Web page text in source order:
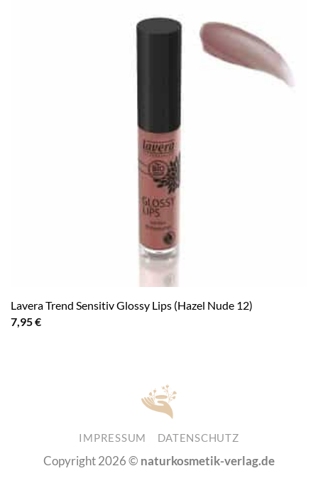
Lavera Trend Sensitiv Glossy Lips (Hazel Nude 12)
7,95€
IMPRESSUM DATENSCHUTZ
Copyright 2026 © naturkosmetik-verlag.de